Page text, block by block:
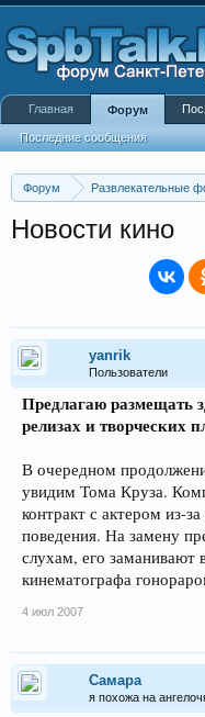
Форум Развлекательные
Новости кино
yanrik
Пользователи
Предлагаю размещать
релизах и творческих
В очередном
увидим Тома Круза.
контракт с актером из-
поведения. На замену
слухам, его
кинематографа
4 июл 2007
Самара
я похожа на
Главная Форум
Последние сообщения